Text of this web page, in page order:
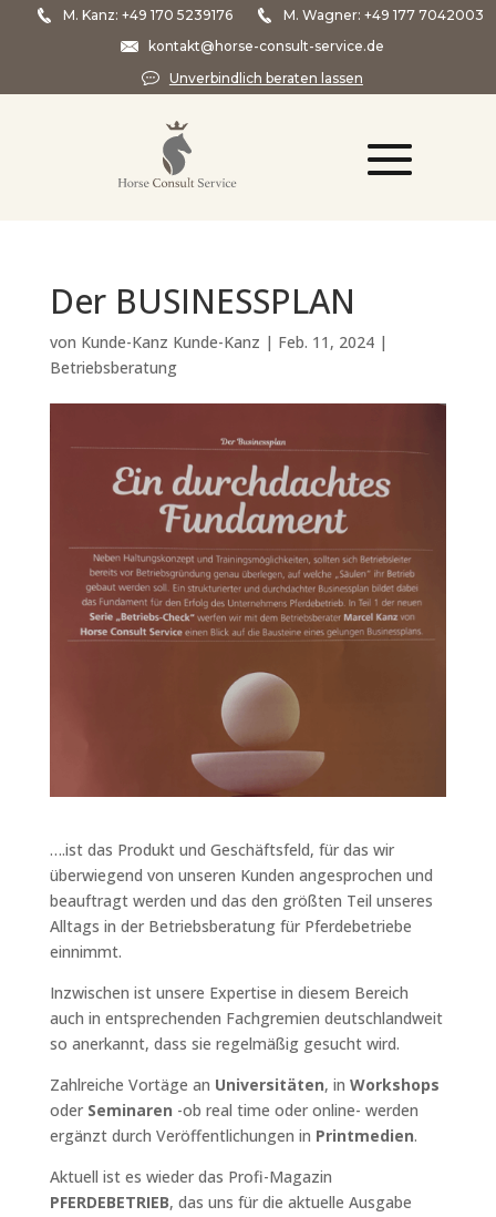
M. Kanz: +49 170 5239176 M. Wagner: +49 177 7042003
kontakt@horse-consult-service.de
Unverbindlich beraten lassen
Der BUSINESSPLAN
von Kunde-Kanz Kunde-Kanz | Feb. 11, 2024|
Betriebsberatung
….ist das Produkt und Geschäftsfeld, für das wir
überwiegend von unseren Kunden angesprochen und
beauftragt werden und das den größten Teil unseres
Alltags in der Betriebsberatung für Pferdebetriebe
einnimmt.
Inzwischen ist unsere Expertise in diesem Bereich
auch in entsprechenden Fachgremien deutschlandweit
so anerkannt, dass sie regelmäßig gesucht wird.
Zahlreiche Vortäge an Universitäten, in Workshops
oder Seminaren -ob real time oder online- werden
ergänzt durch Veröffentlichungen in Printmedien.
Aktuell ist es wieder das Profi-Magazin
PFERDEBETRIEB, das uns für die aktuelle Ausgabe